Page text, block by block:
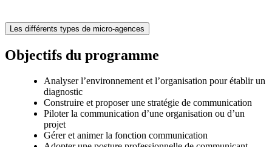
Les différents types de micro-agences
Objectifs du programme
Analyser l’environnement et l’organisation pour établir un
diagnostic
Construire et proposer une stratégie de communication
Piloter la communication d’une organisation ou d’un
projet
Gérer et animer la fonction communication